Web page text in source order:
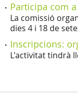
Participa com
La comissió
dies 4 i 18 de
Inscripcions:
L'activitat tindrà